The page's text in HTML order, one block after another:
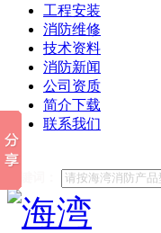
工程安装
消防维修
技术资料
消防新闻
公司资质
简介下载
联系我们
他们都在搜索: